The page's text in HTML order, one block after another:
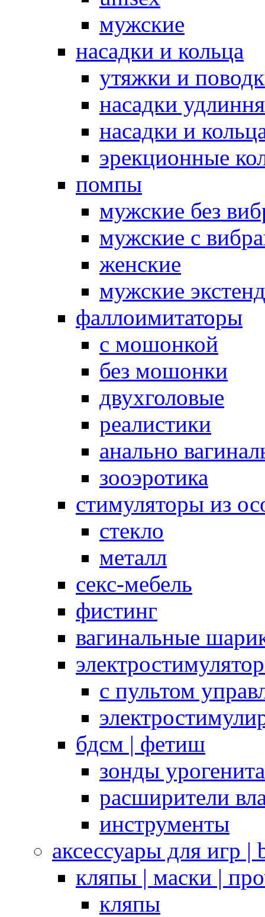
мужские
насадки и кольца
утяжки и
насадки
насадки и
эрекционные
помпы
мужские без
мужские с
женские
мужские
фаллоимитаторы
с мошонкой
без мошонки
двухголовые
реалистики
анально
зооэротика
стимуляторы из
стекло
металл
секс-мебель
фистинг
вагинальные
с пультом
бдсм | фетиш
зонды
расширители
инструменты
аксессуары для игр |
кляпы | маски |
кляпы